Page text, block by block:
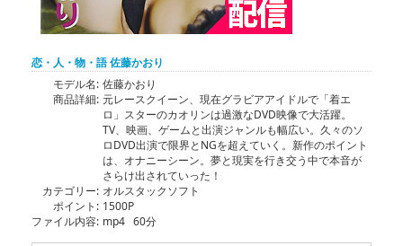
恋・人・物・語 佐藤かおり
モデル名: 佐藤かおり
商品詳細: 元レースクイーン、現在グラビアアイドルで「着エ
ロ」スターのカオリンは過激なDVD映像で大活躍。
TV、映画、ゲームと出演ジャンルも幅広い。久々のソ
ロDVD出演で限界とNGを超えていく。新作のポイント
は、オナニーシーン。夢と現実を行き交う中で本音が
さらけ出されていった！
カテゴリー: オルスタックソフト
ポイント: 1500P
ファイル内容: mp4 60分